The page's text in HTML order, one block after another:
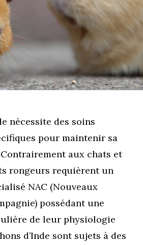
nécessite des soins
pour maintenir sa
aux chats et
rongeurs requièrent un
NAC (Nouveaux
possédant une
de leur physiologie
d’Inde sont sujets à des